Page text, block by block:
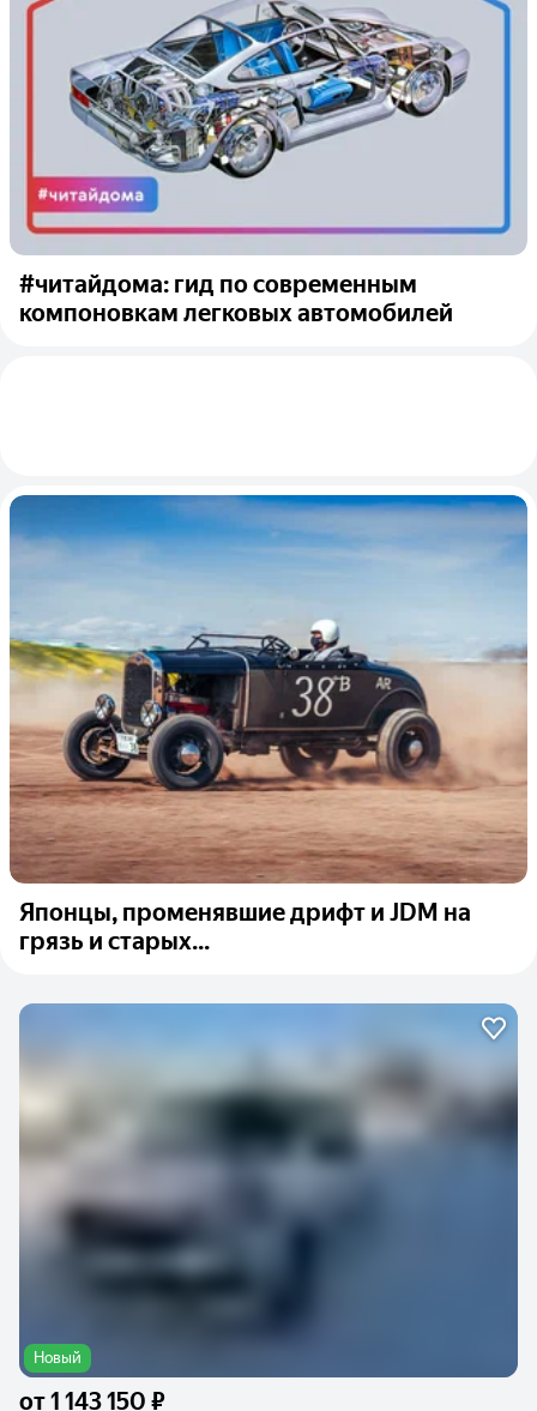
#читайдома: гид по современным
компоновкам легковых автомобилей
Японцы, променявшие дрифт и JDM на
грязь и старых...
Новый
от1 143 150 ₽